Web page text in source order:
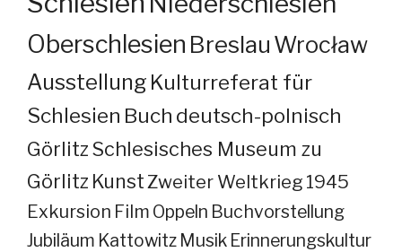
Oberschlesien Breslau Wrocław
Ausstellung Kulturreferat für
Schlesien Buch deutsch-polnisch
GörlitzSchlesisches Museum zu
Görlitz KunstZweiter Weltkrieg 1945
Exkursion Film Oppeln Buchvorstellung
Jubiläum Kattowitz Musik Erinnerungskultur